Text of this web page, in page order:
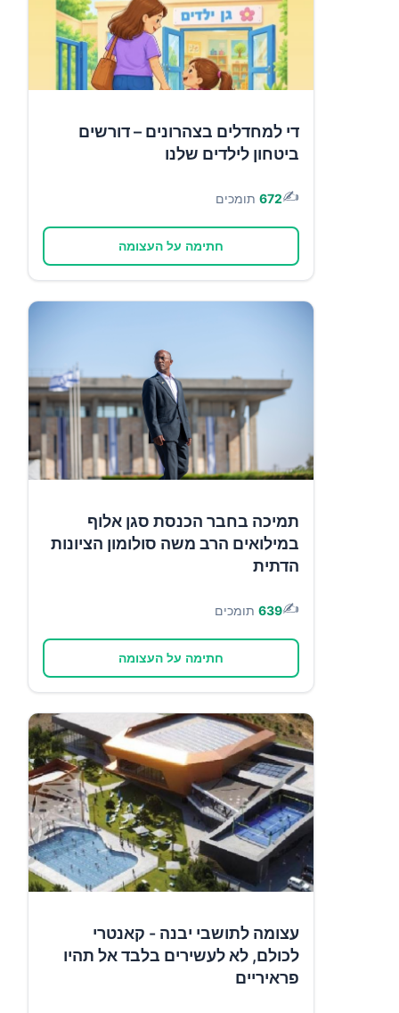
די למחדלים בצהרונים – דורשים
ביטחון לילדים שלנו
✍️
672 תומכים
חתימה על העצומה
תמיכה בחבר הכנסת סגן אלוף
במילואים הרב משה סולומון הציונות
הדתית
✍️
639 תומכים
חתימה על העצומה
עצומה לתושבי יבנה - קאנטרי
לכולם, לא לעשירים בלבד אל תהיו
פראיריים